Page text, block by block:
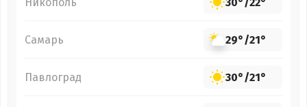
Самарь 29°/21°
Павлоград 30°/21°